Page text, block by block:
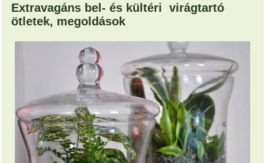
Extravagáns bel- és kültéri virágtartó
ötletek, megoldások